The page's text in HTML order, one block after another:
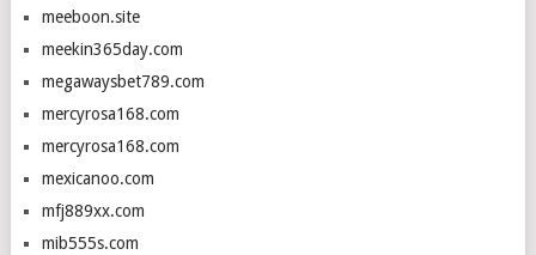
meeboon.site
meekin365day.com
megawaysbet789.com
mercyrosa168.com
mercyrosa168.com
mexicanoo.com
mfj889xx.com
mib555s.com